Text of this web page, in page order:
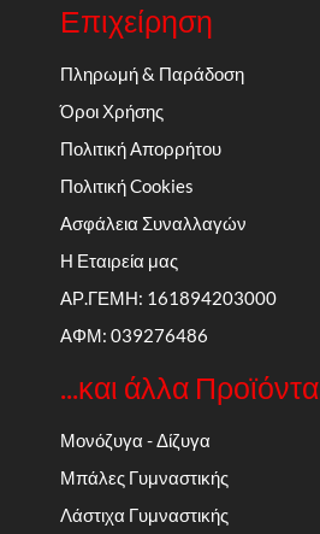
Επιχείρηση
Πληρωμή & Παράδοση
Όροι Χρήσης
Πολιτική Απορρήτου
Πολιτική Cookies
Ασφάλεια Συναλλαγών
Η Εταιρεία μας
ΑΡ.ΓΕΜΗ: 161894203000
ΑΦΜ: 039276486
...και άλλα Προϊόντα
Μονόζυγα - Δίζυγα
Μπάλες Γυμναστικής
Λάστιχα Γυμναστικής